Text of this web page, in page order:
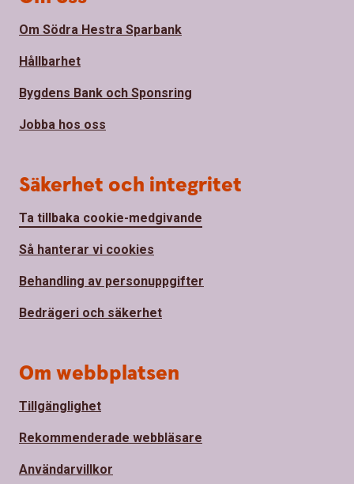
Om Södra Hestra Sparbank
Hållbarhet
Bygdens Bank och Sponsring
Jobba hos oss
Säkerhet och integritet
Ta tillbaka cookie-medgivande
Så hanterar vi cookies
Behandling av personuppgifter
Bedrägeri och säkerhet
Om webbplatsen
Tillgänglighet
Rekommenderade webbläsare
Användarvillkor